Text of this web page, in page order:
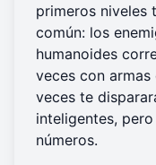
primeros niveles
común: los
humanoides
veces con
veces te
inteligentes,
números.